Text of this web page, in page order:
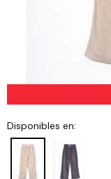
Disponibles en: